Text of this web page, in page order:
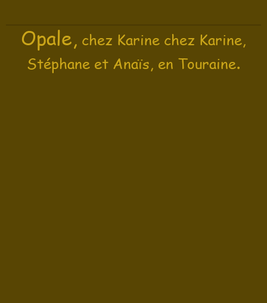
Opale, chez Karine chez Karine,
Stéphane et Anaïs, en Touraine.